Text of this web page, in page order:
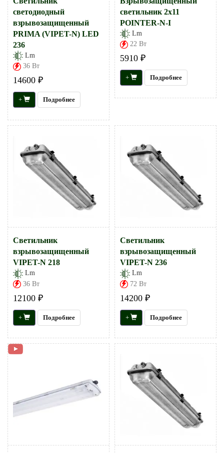
светодиодный
взрывозащищенный
PRIMA (VIPET-N) LED
236
Lm
36 Вт
14600 ₽
+ Подробнее
светильник 2х11
POINTER-N-I
Lm
22 Вт
5910 ₽
+ Подробнее
Светильник
взрывозащищенный
VIPET-N 218
Lm
36 Вт
12100 ₽
+ Подробнее
Светильник
взрывозащищенный
VIPET-N 236
Lm
72 Вт
14200 ₽
+ Подробнее